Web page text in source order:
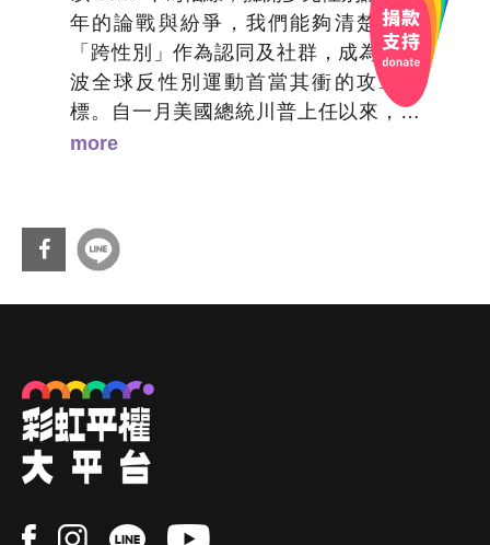
年的論戰與紛爭，我們能夠清楚見到
「跨性別」作為認同及社群，成為了這
波全球反性別運動首當其衝的攻擊目
標。自一月美國總統川普上任以來，聯
邦政府相繼發出眾多的反跨政策與行政
所有關注多元性別議題的人權工作者的
重點防守項目。台灣的跨性別社群與各
more
cebo
ok